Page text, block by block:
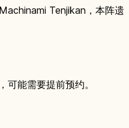
Tenjikan，本阵遗
可能需要提前预约。